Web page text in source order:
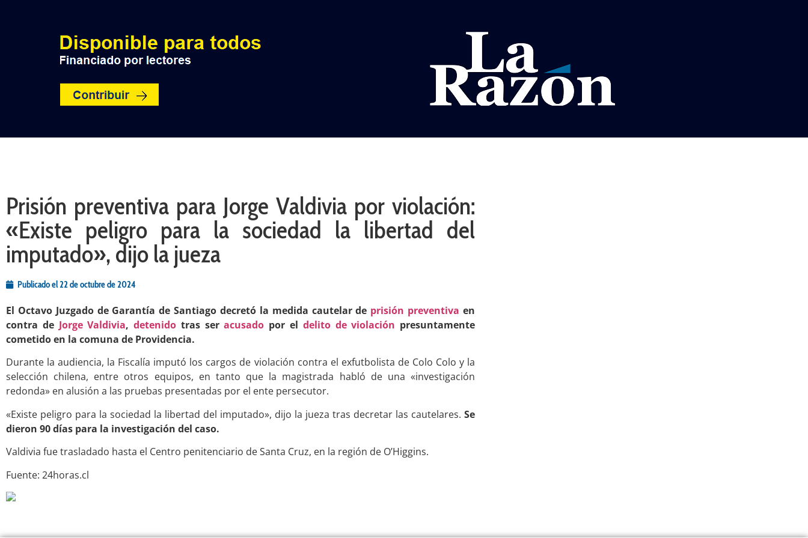
Prisión preventiva para Jorge Valdivia por violación:
«Existe peligro para la sociedad la libertad del
imputado», dijo la jueza
Publicado el22 de octubre de 2024
El Octavo Juzgado de Garantía de Santiago decretó la medida cautelar de prisión preventiva en
contra de Jorge Valdivia,detenido tras seracusado por el delito de violación presuntamente
cometido en la comuna de Providencia.
Durante la audiencia, la Fiscalía imputó los cargos de violación contra el exfutbolista de Colo Colo y la
selección chilena, entre otros equipos, en tanto que la magistrada habló de una «investigación
redonda» en alusión a las pruebas presentadas por el ente persecutor.
«Existe peligro para la sociedad la libertad del imputado», dijo la jueza tras decretar las cautelares. Se
dieron 90 días para la investigación del caso.
Valdivia fue trasladado hasta el Centro penitenciario de Santa Cruz, en la región de O’Higgins.
Fuente: 24horas.cl